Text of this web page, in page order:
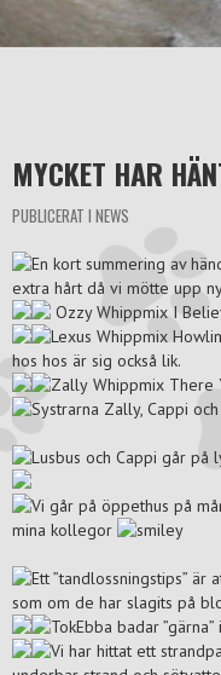
MYCKET HAR
PUBLICERAT I NEWS
En kort summering av
extra hårt då vi mötte upp
OzzyWhippmix I
Lexus Whippmix
hos hos är sig också lik.
Zally Whippmix There
Systrarna Zally, Cappi
Lusbus och Cappi går på
Vi går på öppethus på
mina kollegor
Ett ”tandlossningstips”
som om de har slagits på
TokEbba badar
Vi har hittat ett